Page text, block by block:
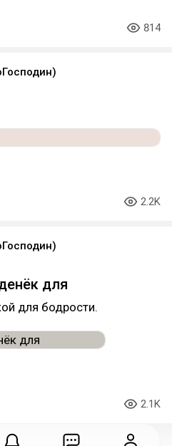
814
2.2K
для
для бодрости.
2.1K